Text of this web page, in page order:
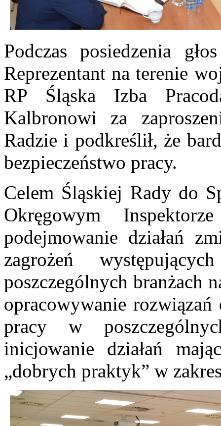
Podczas posiedzenia
Reprezentant na terenie
RP Śląska Izba
Kalbronowi za
Radzie i podkreślił, że
bezpieczeństwo pracy.
Celem Śląskiej Rady do
Okręgowym
podejmowanie działań
zagrożeń
poszczególnych branżach
opracowywanie
pracy w
inicjowanie działań
„dobrych praktyk” w